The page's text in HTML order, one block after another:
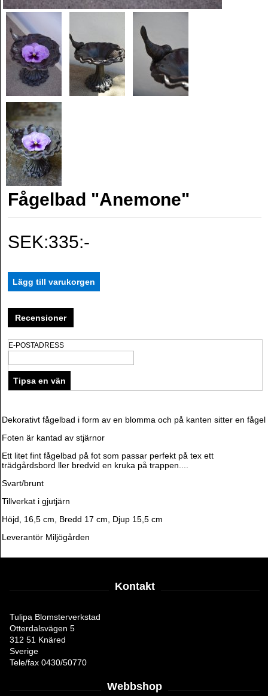
Fågelbad "Anemone"
SEK:335:-
Recensioner
E-POSTADRESS
Dekorativt fågelbad i form av en blomma och på kanten sitter en fågel
Foten är kantad av stjärnor
Ett litet fint fågelbad på fot som passar perfekt på tex ett
trädgårdsbord ller bredvid en kruka på trappen....
Svart/brunt
Tillverkat i gjutjärn
Höjd, 16,5 cm, Bredd 17 cm, Djup 15,5 cm
Leverantör Miljögården
Kontakt
Tulipa Blomsterverkstad
Otterdalsvägen 5
312 51 Knäred
Sverige
Tele/fax 0430/50770
Webbshop